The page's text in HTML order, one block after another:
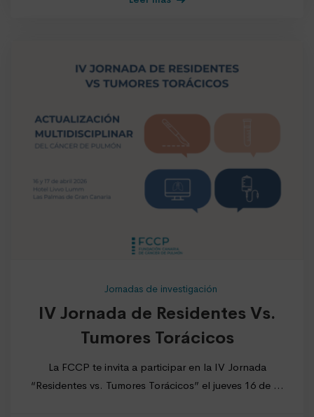
Jornadas de investigación
IV Jornada de Residentes Vs.
Tumores Torácicos
La FCCP te invita a participar en la IV Jornada
“Residentes vs. Tumores Torácicos” el jueves 16 de …